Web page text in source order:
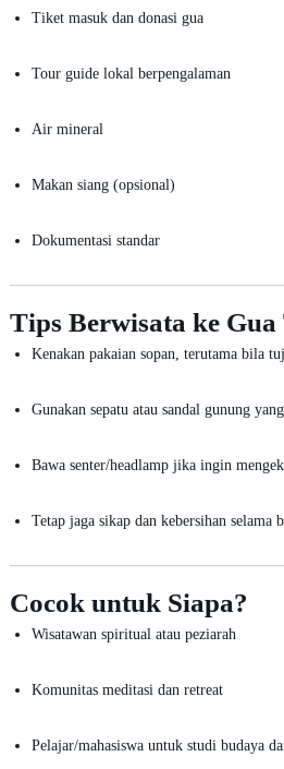
Tiket masuk dan donasi gua
Tour guide lokal berpengalaman
Air mineral
Makan siang (opsional)
Dokumentasi standar
Tips Berwisata ke
Kenakan pakaian sopan, terutama bila
Gunakan sepatu atau sandal gunung
Bawa senter/headlamp jika ingin
Tetap jaga sikap dan kebersihan selama
Cocok untuk Siapa?
Wisatawan spiritual atau peziarah
Komunitas meditasi dan retreat
Pelajar/mahasiswa untuk studi budaya